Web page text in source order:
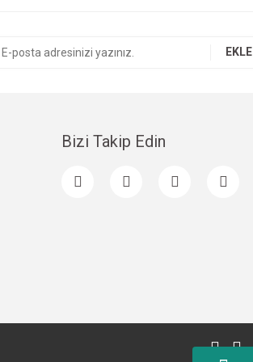
EKLE
Bizi Takip Edin